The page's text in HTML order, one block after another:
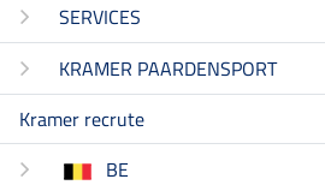
SERVICES
KRAMER PAARDENSPORT
Kramer recrute
BE